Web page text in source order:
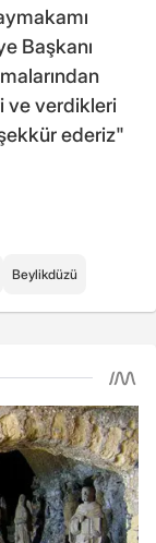
Başkanı
ve verdikleri
ederiz"
Beylikdüzü